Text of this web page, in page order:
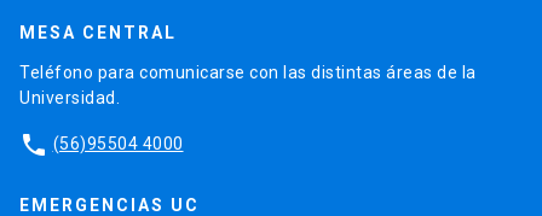
MESA CENTRAL
Teléfono para comunicarse con las distintas áreas de la
Universidad.
phone (56)95504 4000
EMERGENCIAS UC